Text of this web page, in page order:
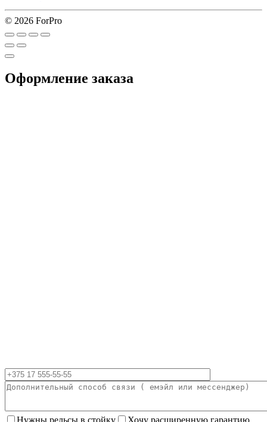
© 2026 ForPro
Оформление заказа
Нужны рельсы в стойку Хочу расширенную гарантию